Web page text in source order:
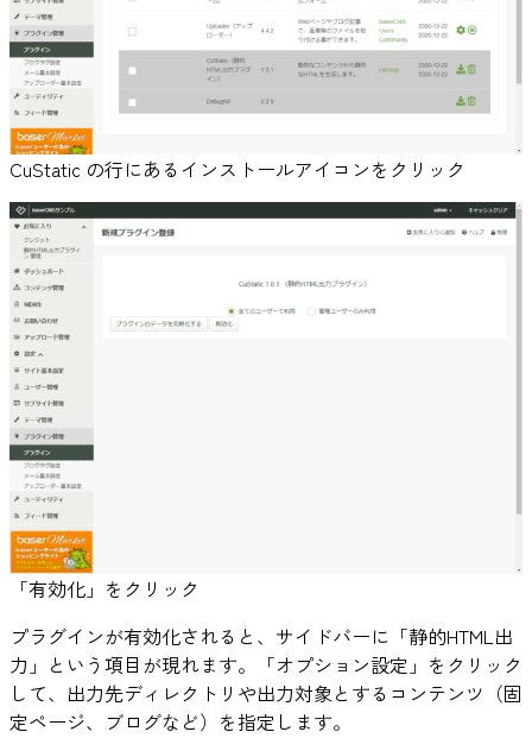
CuStatic の行にあるインストールアイコンをクリック
「有効化」をクリック
プラグインが有効化されると、サイドバーに「静的HTML出
力」という項目が現れます。「オプション設定」をクリック
して、出力先ディレクトリや出力対象とするコンテンツ（固
定ページ、ブログなど）を指定します。